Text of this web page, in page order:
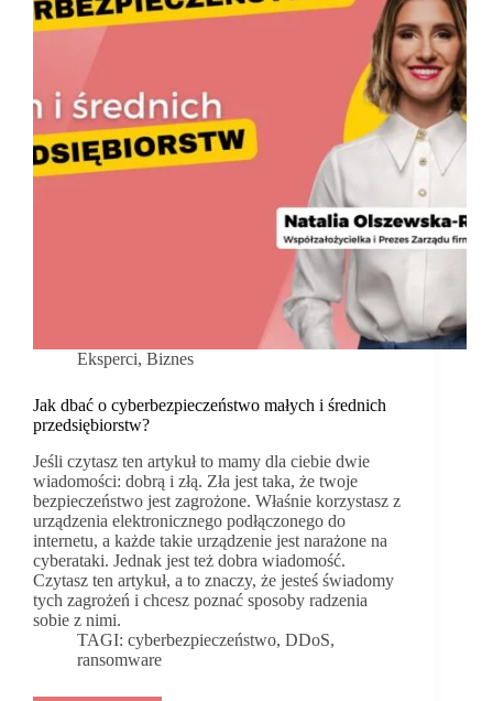
Eksperci, Biznes
Jak dbać o cyberbezpieczeństwo małych i średnich
przedsiębiorstw?
Jeśli czytasz ten artykuł to mamy dla ciebie dwie
wiadomości: dobrą i złą. Zła jest taka, że twoje
bezpieczeństwo jest zagrożone. Właśnie korzystasz z
urządzenia elektronicznego podłączonego do
internetu, a każde takie urządzenie jest narażone na
cyberataki. Jednak jest też dobra wiadomość.
Czytasz ten artykuł, a to znaczy, że jesteś świadomy
tych zagrożeń i chcesz poznać sposoby radzenia
sobie z nimi.
TAGI: cyberbezpieczeństwo,DDoS,
ransomware